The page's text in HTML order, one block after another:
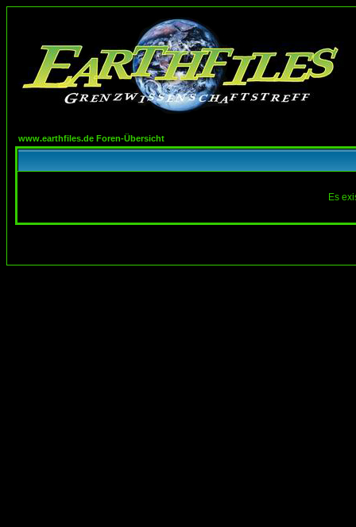
www.earthfiles.de Foren-Übersicht
Es